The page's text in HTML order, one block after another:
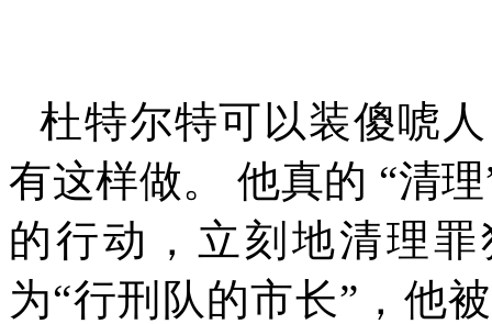
杜特尔特可以装傻唬
有这样做。 他真的 “清
的行动，立刻地清理
为“行刑队的市长” ，他